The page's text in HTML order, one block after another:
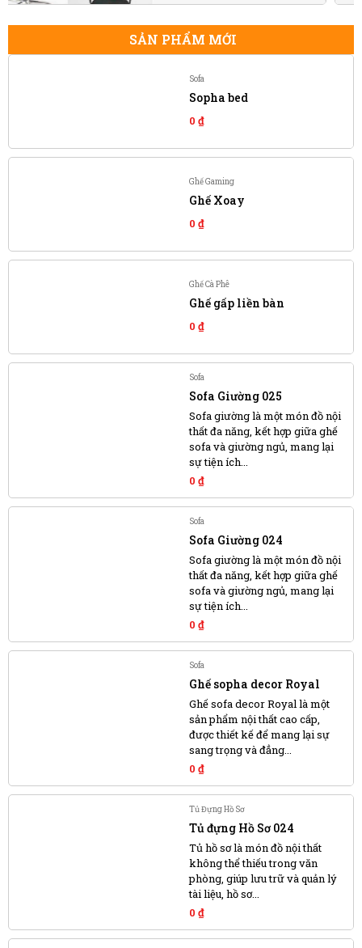
SẢN PHẨM MỚI
Sofa
Sopha bed
0 ₫
Ghế Gaming
Ghế Xoay
0 ₫
Ghế Cà Phê
Ghế gấp liền bàn
0 ₫
Sofa
Sofa Giường 025
Sofa giường là một món đồ nội
thất đa năng, kết hợp giữa ghế
sofa và giường ngủ, mang lại
sự tiện ích...
0 ₫
Sofa
Sofa Giường 024
Sofa giường là một món đồ nội
thất đa năng, kết hợp giữa ghế
sofa và giường ngủ, mang lại
sự tiện ích...
0 ₫
Sofa
Ghế sopha decor Royal
Ghế sofa decor Royal là một
sản phẩm nội thất cao cấp,
được thiết kế để mang lại sự
sang trọng và đẳng...
0 ₫
Tủ Đựng Hồ Sơ
Tủ đựng Hồ Sơ 024
Tủ hồ sơ là món đồ nội thất
không thể thiếu trong văn
phòng, giúp lưu trữ và quản lý
tài liệu, hồ sơ...
0 ₫